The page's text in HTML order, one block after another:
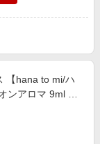
【hana to mi/ハ
ンアロマ 9ml オ